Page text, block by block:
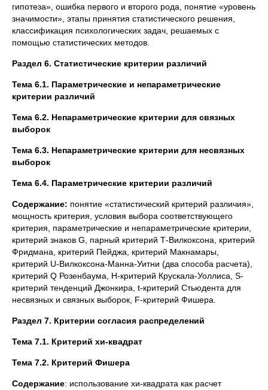
гипотеза», ошибка первого и второго рода, понятие «уровень
значимости», этапы принятия статистического решения,
классификация психологических задач, решаемых с
помощью статистических методов.
Раздел 6. Статистические критерии различий
Тема 6.1. Параметрические и непараметрические
критерии различий
Тема 6.2. Непараметрические критерии для связных
выборок
Тема 6.3. Непараметрические критерии для несвязных
выборок
Тема 6.4. Параметрические критерии различий
Содержание: понятие «статистический критерий различия»,
мощность критерия, условия выбора соответствующего
критерия, параметрические и непараметрические критерии,
критерий знаков G, парный критерий Т-Вилкоксона, критерий
Фридмана, критерий Пейджа, критерий Макнамары,
критерий U-Вилкоксона-Манна-Уитни (два способа расчета),
критерий Q Розенбаума, Н-критерий Крускала-Уоллиса, S-
критерий тенденций Джонкира, t-критерий Стьюдента для
несвязных и связных выборок, F-критерий Фишера.
Раздел 7. Критерии согласия распределений
Тема 7.1. Критерий хи-квадрат
Тема 7.2. Критерий Фишера
Содержание: использование хи-квадрата как расчет